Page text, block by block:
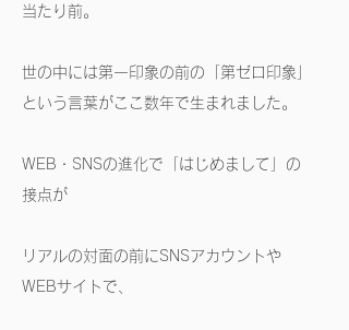
当たり前。
世の中には第一印象の前の「第ゼロ印象」
という言葉がここ数年で生まれました。
WEB・SNSの進化で「はじめまして」の
接点が
リアルの対面の前にSNSアカウントや
WEBサイトで、